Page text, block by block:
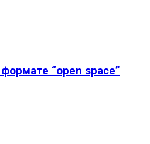
“open space”